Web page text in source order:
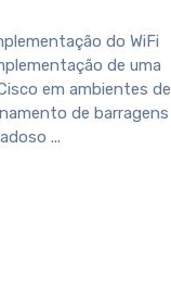
do WiFi
de uma
em ambientes de
de barragens
...